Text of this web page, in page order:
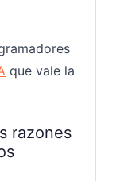
que vale la
razones